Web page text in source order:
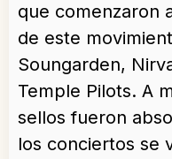
que comenzaron
de este
Soungarden,
Temple Pilots. A
sellos fueron
los conciertos se